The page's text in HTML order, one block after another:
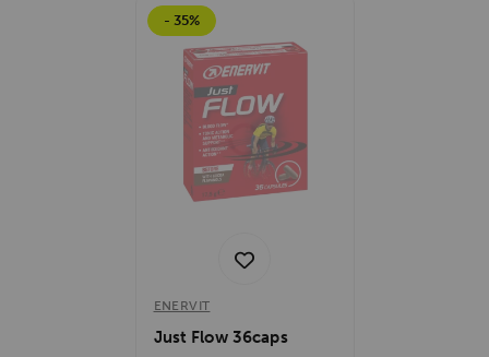
- 35%
ENERVIT
Just Flow 36caps